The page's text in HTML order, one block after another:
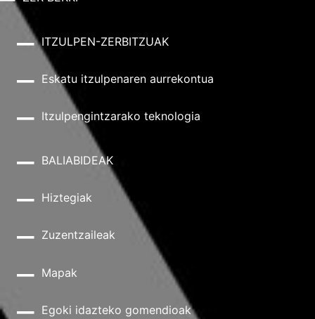
ITZULPEN-ZERBITZUAK
Eskatu itzulpenaren aurrekontua
Itzulpengintzarako teknologia
BALIABIDEAK
Hiztegiak
Zuzentzaileak
Mapak
Egoki idazteko gomendioak